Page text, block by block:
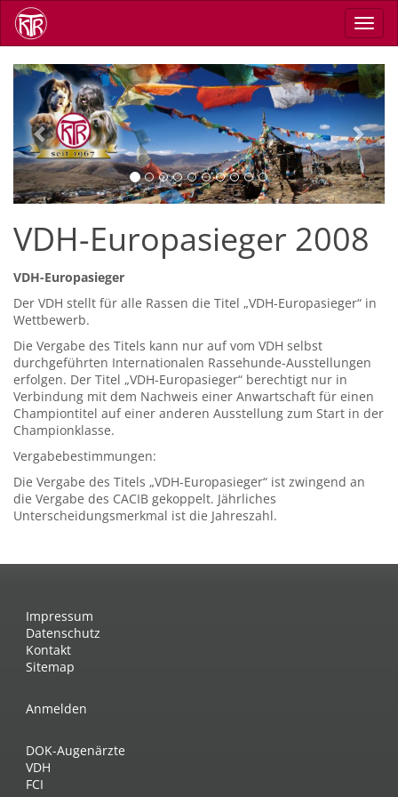
Skip
main
Previous Next
VDH-Europasieger 2008
VDH-Europasieger
Der VDH stellt für alle Rassen die Titel „VDH-Europasieger“ in
Wettbewerb.
Die Vergabe des Titels kann nur auf vom VDH selbst
durchgeführten Internationalen Rassehunde-Ausstellungen
erfolgen. Der Titel „VDH-Europasieger“ berechtigt nur in
Verbindung mit dem Nachweis einer Anwartschaft für einen
Championtitel auf einer anderen Ausstellung zum Start in der
Championklasse.
Vergabebestimmungen:
Die Vergabe des Titels „VDH-Europasieger“ ist zwingend an
die Vergabe des CACIB gekoppelt. Jährliches
Unterscheidungsmerkmal ist die Jahreszahl.
Impressum
Datenschutz
Kontakt
Sitemap
Anmelden
DOK-Augenärzte
VDH
FCI